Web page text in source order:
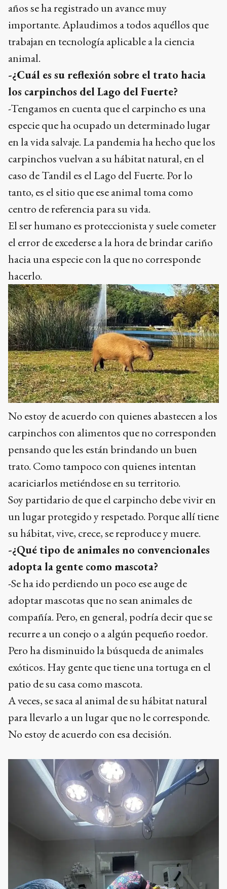
años se ha registrado un avance muy
importante. Aplaudimos a todos aquéllos que
trabajan en tecnología aplicable a la ciencia
animal.
-¿Cuál es su reflexión sobre el trato hacia
los carpinchos del Lago del Fuerte?
-Tengamos en cuenta que el carpincho es una
especie que ha ocupado un determinado lugar
en la vida salvaje. La pandemia ha hecho que los
carpinchos vuelvan a su hábitat natural, en el
caso de Tandil es el Lago del Fuerte. Por lo
tanto, es el sitio que ese animal toma como
centro de referencia para su vida.
El ser humano es proteccionista y suele cometer
el error de excederse a la hora de brindar cariño
hacia una especie con la que no corresponde
hacerlo.
No estoy de acuerdo con quienes abastecen a los
carpinchos con alimentos que no corresponden
pensando que les están brindando un buen
trato. Como tampoco con quienes intentan
acariciarlos metiéndose en su territorio.
Soy partidario de que el carpincho debe vivir en
un lugar protegido y respetado. Porque allí tiene
su hábitat, vive, crece, se reproduce y muere.
-¿Qué tipo de animales no convencionales
adopta la gente como mascota?
-Se ha ido perdiendo un poco ese auge de
adoptar mascotas que no sean animales de
compañía. Pero, en general, podría decir que se
recurre a un conejo o a algún pequeño roedor.
Pero ha disminuido la búsqueda de animales
exóticos. Hay gente que tiene una tortuga en el
patio de su casa como mascota.
A veces, se saca al animal de su hábitat natural
para llevarlo a un lugar que no le corresponde.
No estoy de acuerdo con esa decisión.